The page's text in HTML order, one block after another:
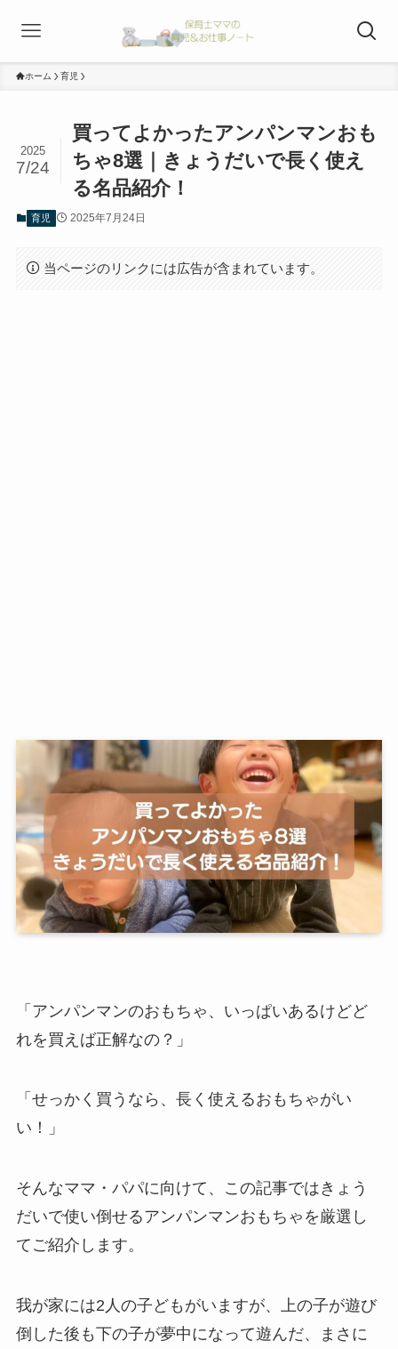
ホーム 育児
買ってよかったアンパンマンおも
ちゃ8選｜きょうだいで長く使え
る名品紹介！
2025
7/24
育児 2025年7月24日
当ページのリンクには広告が含まれています。
「アンパンマンのおもちゃ、いっぱいあるけどど
れを買えば正解なの？」
「せっかく買うなら、長く使えるおもちゃがい
い！」
そんなママ・パパに向けて、この記事ではきょう
だいで使い倒せるアンパンマンおもちゃを厳選し
てご紹介します。
我が家には2人の子どもがいますが、上の子が遊び
倒した後も下の子が夢中になって遊んだ、まさに